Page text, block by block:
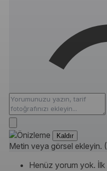
Kaldır
Metin veya görsel ekleyin.
Henüz yorum yok. İlk